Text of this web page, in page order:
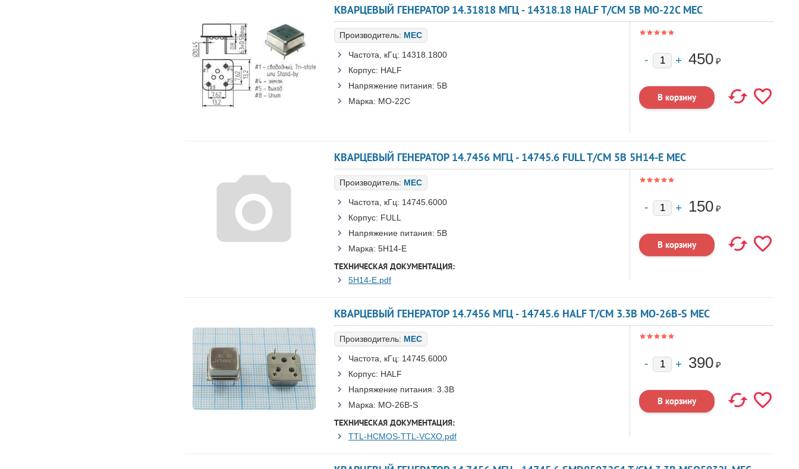
КВАРЦЕВЫЙ ГЕНЕРАТОР 14.31818 МГЦ - 14318.18 HALF T/CM 5В MO-22C MEC
Производитель: MEC
Частота, кГц: 14318.1800
Корпус: HALF
Напряжение питания: 5В
Марка: MO-22C
450 ₽
КВАРЦЕВЫЙ ГЕНЕРАТОР 14.7456 МГЦ - 14745.6 FULL T/CM 5В 5H14-E MEC
Производитель: MEC
Частота, кГц: 14745.6000
Корпус: FULL
Напряжение питания: 5В
Марка: 5H14-E
ТЕХНИЧЕСКАЯ ДОКУМЕНТАЦИЯ:
5H14-E.pdf
150 ₽
КВАРЦЕВЫЙ ГЕНЕРАТОР 14.7456 МГЦ - 14745.6 HALF T/CM 3.3В MO-26B-S MEC
Производитель: MEC
Частота, кГц: 14745.6000
Корпус: HALF
Напряжение питания: 3.3В
Марка: MO-26B-S
ТЕХНИЧЕСКАЯ ДОКУМЕНТАЦИЯ:
TTL-HCMOS-TTL-VCXO.pdf
390 ₽